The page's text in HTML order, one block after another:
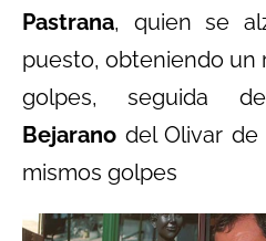
Pastrana, quien se
puesto, obteniendo un
golpes, seguida
Bejarano del Olivar
mismos golpes